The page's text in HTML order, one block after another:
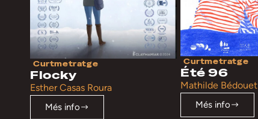
Curtmetratge
Flocky
Esther Casas Roura
Més info
Curtmetratge
Été 96
Mathilde Bédouet
Més info